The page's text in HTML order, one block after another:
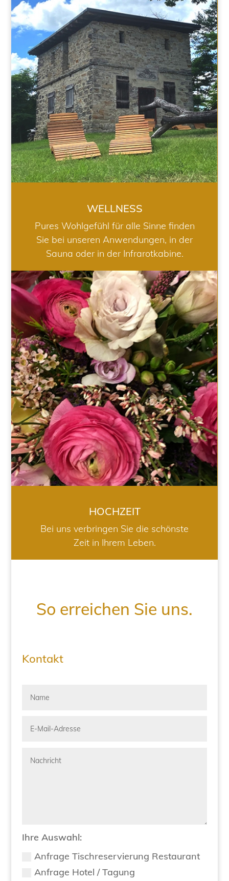
WELLNESS
WELLNESS
Pures Wohlgefühl für alle Sinne finden
Sie bei unseren Anwendungen, in der
Sauna oder in der Infrarotkabine.
HOCHZEIT
HOCHZEIT
Bei uns verbringen Sie die schönste
Zeit in Ihrem Leben.
So erreichen Sie uns.
Kontakt
Ihre Auswahl:
Anfrage Tischreservierung Restaurant
Anfrage Hotel / Tagung